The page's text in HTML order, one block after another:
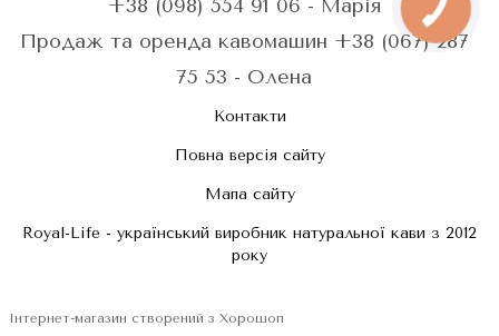
+38 (098) 554 91 06 - Марія
Продаж та оренда кавомашин +38 (067) 287
75 53 - Олена
Контакти
Повна версія сайту
Мапа сайту
Royal-Life - український виробник натуральної кави з 2012
року
Інтернет-магазин створений з Хорошоп